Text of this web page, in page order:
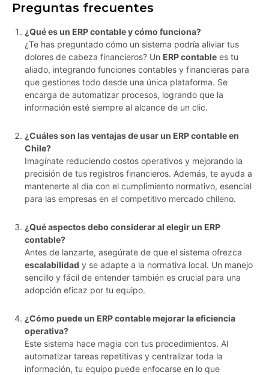
Preguntas frecuentes
¿Qué es un ERP contable y cómo funciona?
¿Te has preguntado cómo un sistema podría aliviar tus
dolores de cabeza financieros? Un ERP contable es tu
aliado, integrando funciones contables y financieras para
que gestiones todo desde una única plataforma. Se
encarga de automatizar procesos, logrando que la
información esté siempre al alcance de un clic.
¿Cuáles son las ventajas de usar un ERP contable en
Chile?
Imagínate reduciendo costos operativos y mejorando la
precisión de tus registros financieros. Además, te ayuda a
mantenerte al día con el cumplimiento normativo, esencial
para las empresas en el competitivo mercado chileno.
¿Qué aspectos debo considerar al elegir un ERP
contable?
Antes de lanzarte, asegúrate de que el sistema ofrezca
escalabilidad y se adapte a la normativa local. Un manejo
sencillo y fácil de entender también es crucial para una
adopción eficaz por tu equipo.
¿Cómo puede un ERP contable mejorar la eficiencia
operativa?
Este sistema hace magia con tus procedimientos. Al
automatizar tareas repetitivas y centralizar toda la
información, tu equipo puede enfocarse en lo que